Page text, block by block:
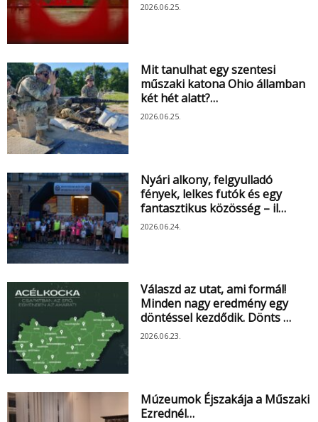
2026.06.25.
Mit tanulhat egy szentesi
műszaki katona Ohio államban
két hét alatt?…
2026.06.25.
Nyári alkony, felgyulladó
fények, lelkes futók és egy
fantasztikus közösség – il…
2026.06.24.
Válaszd az utat, ami formál!
Minden nagy eredmény egy
döntéssel kezdődik. Dönts …
2026.06.23.
Múzeumok Éjszakája a Műszaki
Ezrednél…